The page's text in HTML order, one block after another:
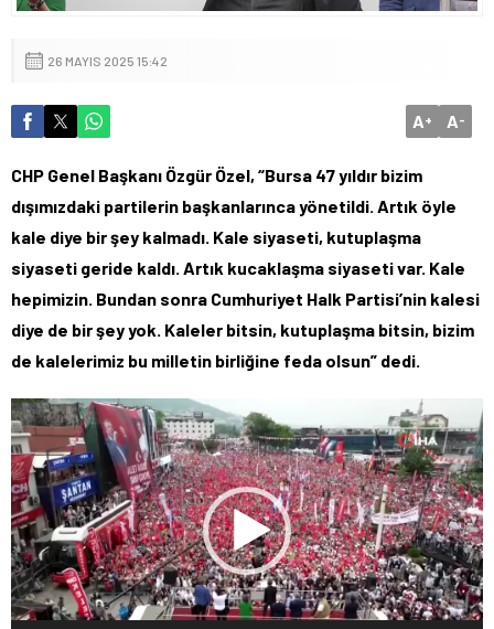
26 MAYIS 2025 15:42
A+ A-
CHP Genel Başkanı Özgür Özel, “Bursa 47 yıldır bizim
dışımızdaki partilerin başkanlarınca yönetildi. Artık öyle
kale diye bir şey kalmadı. Kale siyaseti, kutuplaşma
siyaseti geride kaldı. Artık kucaklaşma siyaseti var. Kale
hepimizin. Bundan sonra Cumhuriyet Halk Partisi’nin kalesi
diye de bir şey yok. Kaleler bitsin, kutuplaşma bitsin, bizim
de kalelerimiz bu milletin birliğine feda olsun” dedi.
Video
oynatıcı